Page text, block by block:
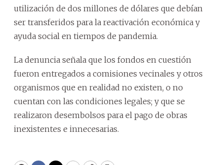
utilización de dos millones de dólares que debían
ser transferidos para la reactivación económica y
ayuda social en tiempos de pandemia.
La denuncia señala que los fondos en cuestión
fueron entregados a comisiones vecinales y otros
organismos que en realidad no existen, o no
cuentan con las condiciones legales; y que se
realizaron desembolsos para el pago de obras
inexistentes e innecesarias.